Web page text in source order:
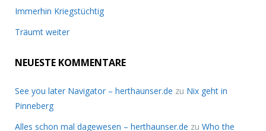
Immerhin Kriegstüchtig
Träumt weiter
NEUESTE KOMMENTARE
See you later Navigator – herthaunser.de zu Nix geht in
Pinneberg
Alles schon mal dagewesen – herthaunser.de zu Who the